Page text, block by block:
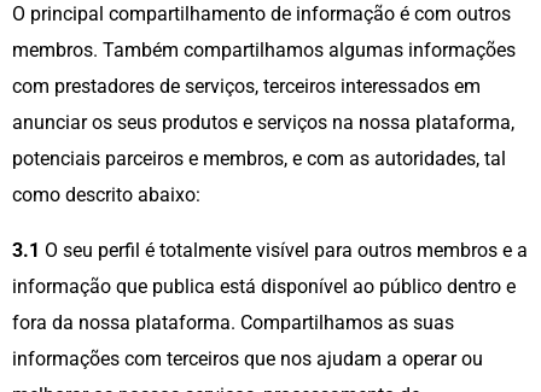
O principal compartilhamento de informação é com outros
membros. Também compartilhamos algumas informações
com prestadores de serviços, terceiros interessados em
anunciar os seus produtos e serviços na nossa plataforma,
potenciais parceiros e membros, e com as autoridades, tal
como descrito abaixo:
3.1 O seu perfil é totalmente visível para outros membros e a
informação que publica está disponível ao público dentro e
fora da nossa plataforma. Compartilhamos as suas
informações com terceiros que nos ajudam a operar ou